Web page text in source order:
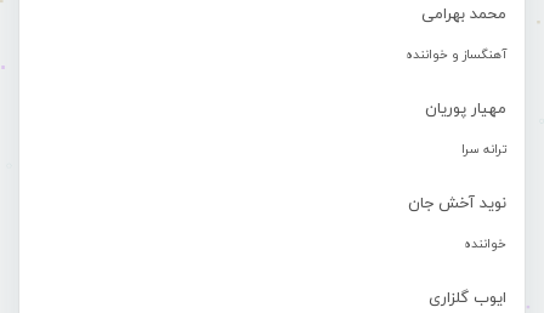
محمد بهرامی
آهنگساز و خواننده
مهیار پوریان
ترانه سرا
نوید آخش جان
خواننده
ایوب گلزاری